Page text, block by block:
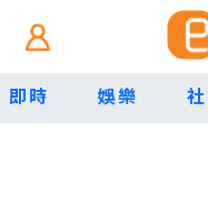
即時 娛樂